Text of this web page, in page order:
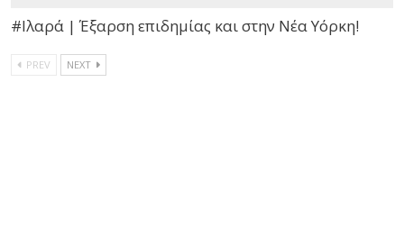
#Ιλαρά | Έξαρση επιδημίας και στην Νέα Υόρκη!
PREV NEXT